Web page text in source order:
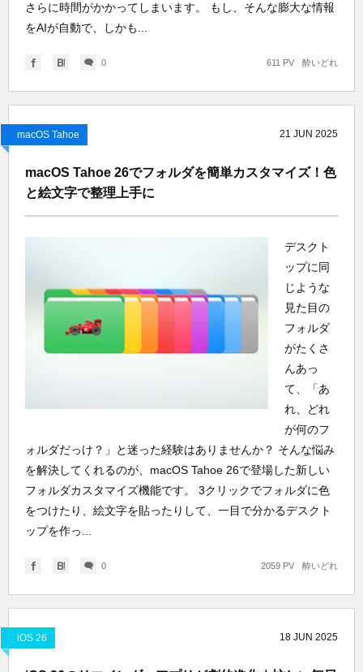
さらに時間がかかってしまいます。 もし、そんな膨大な情報
をAIが自動で、しかも...
0 酔いどれ
611 PV
macOS Tahoe 21 JUN 2025
macOS Tahoe 26でフォルダを簡単カスタマイズ！色
と絵文字で整理上手に
デスクト
ップに同
じような
見た目の
フォルダ
がたくさ
んあっ
て、「あ
れ、どれ
が何のフ
ォルダだっけ？」と迷った経験はありませんか？ そんな悩み
を解決してくれるのが、macOS Tahoe 26で登場した新しい
フォルダカスタマイズ機能です。 3クリックでフォルダに色
をつけたり、絵文字を貼ったりして、一目で分かるデスクト
ップを作っ...
0 酔いどれ
2059 PV
iOS 26 18 JUN 2025